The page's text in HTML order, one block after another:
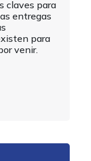
claves para
entregas
para
venir.